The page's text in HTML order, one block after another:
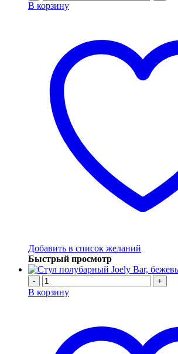
В корзину
Добавить в список желаний
Быстрый просмотр
- +
В корзину